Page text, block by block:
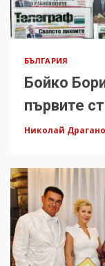
БЪЛГАРИЯ
Бойко
първите
Николай